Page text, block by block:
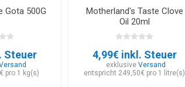
Gota 500G
Steuer
pro 1 kg(s)
Motherland's Taste Clove
Oil 20ml
4,99€ inkl. Steuer
exklusiveVersand
entspricht 249,50€ pro 1 litre(s)